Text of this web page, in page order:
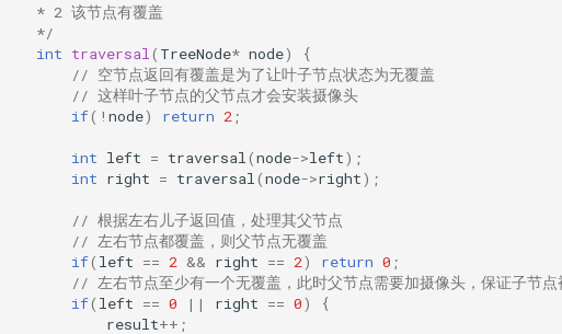
    * 2 该节点有覆盖
    */
int traversal ( TreeNode* node)
{
// 空节点返回有覆盖是为了让叶子节点状态为无覆盖
// 这样叶子节点的父节点才会安装摄像头
if( ! node) return 2 ;
int left = traversal (node->left);
int right = traversal (node->right);
// 根据左右儿子返回值，处理其父节点
// 左右节点都覆盖，则父节点无覆盖
if( left == 2 && right == 2) return 0 ;
// 左右节点至少有一个无覆盖，此时父节点需要加摄像头，保证子节点
if( left == 0 || right == 0)
{
result++ ;